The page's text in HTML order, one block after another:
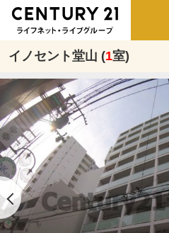
イノセント堂山 (1室)